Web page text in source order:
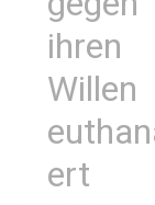
ihren
Willen
ert